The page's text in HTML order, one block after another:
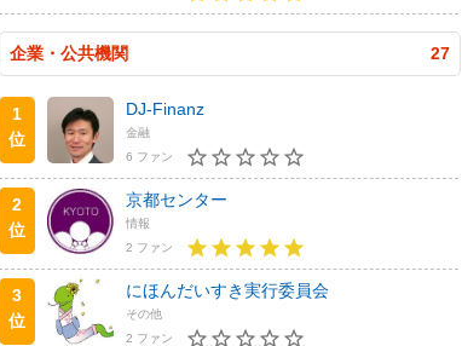
企業・公共機関 27
1
位
DJ-Finanz
金融
6 ファン
2
位
京都センター
情報
2 ファン
3
位
にほんだいすき実行委員会
その他
2 ファン